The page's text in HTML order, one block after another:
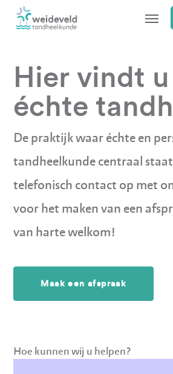
Hier vindt u
échte
De praktijk waar échte en
tandheelkunde centraal
telefonisch contact op met
voor het maken van een
van harte welkom!
Maak een afspraak
Hoe kunnen wij u helpen?